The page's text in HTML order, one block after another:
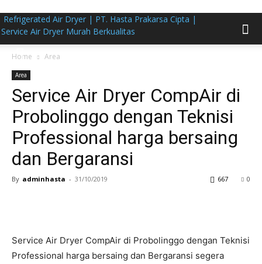
Refrigerated Air Dryer | PT. Hasta Prakarsa Cipta |
Service Air Dryer Murah Berkualitas
Home Area
Area
Service Air Dryer CompAir di
Probolinggo dengan Teknisi
Professional harga bersaing
dan Bergaransi
By adminhasta - 31/10/2019 0
667
Service Air Dryer CompAir di Probolinggo dengan Teknisi
Professional harga bersaing dan Bergaransi segera